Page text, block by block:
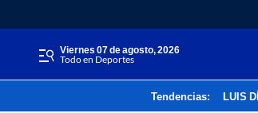
viernes 07 de agosto, 2026
Todo en Deportes
Tendencias: LUIS